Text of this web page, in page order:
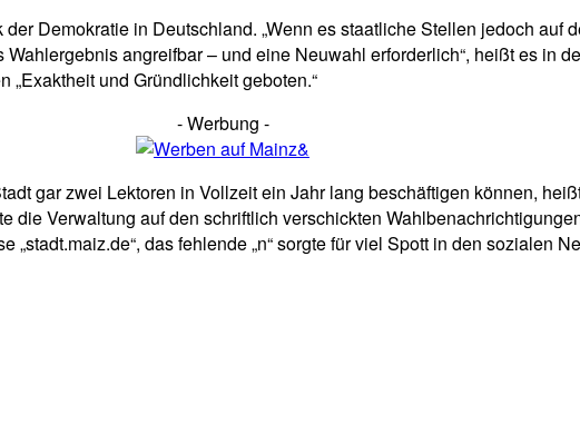
Demokratie in Deutschland. „Wenn es staatliche Stellen jedoch auf
angreifbar – und eine Neuwahl erforderlich“, heißt es in
und Gründlichkeit geboten.“
- Werbung -
gar zwei Lektoren in Vollzeit ein Jahr lang beschäftigen können,
Verwaltung auf den schriftlich verschickten
das fehlende „n“ sorgte für viel Spott in den sozialen